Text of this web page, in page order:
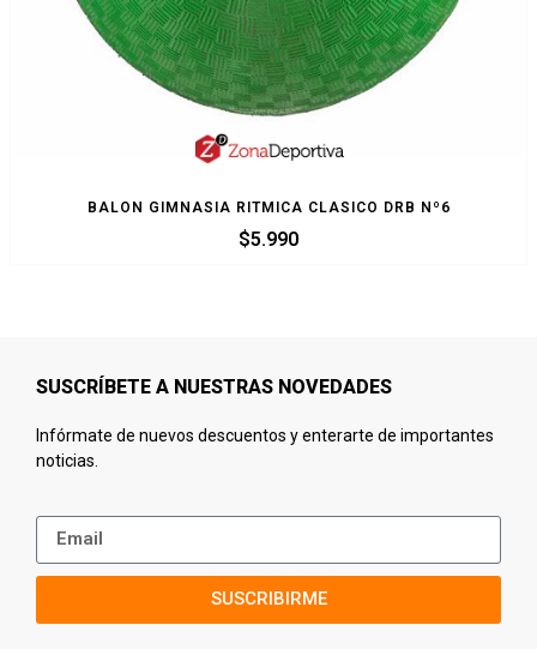
BALON GIMNASIA RITMICA CLASICO DRB Nº6
$5.990
SUSCRÍBETE A NUESTRAS NOVEDADES
Infórmate de nuevos descuentos y enterarte de importantes
noticias.
SUSCRIBIRME